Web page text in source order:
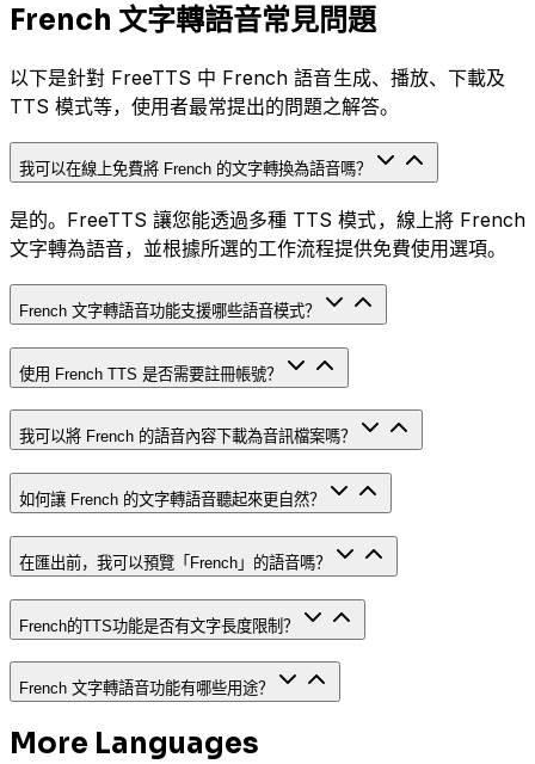
French 文字轉語音常見問題
以下是針對 FreeTTS 中 French 語音生成、播放、下載及
TTS 模式等，使用者最常提出的問題之解答。
我可以在線上免費將 French 的文字轉換為語音嗎？
是的。FreeTTS 讓您能透過多種 TTS 模式，線上將 French
文字轉為語音，並根據所選的工作流程提供免費使用選項。
French 文字轉語音功能支援哪些語音模式？
使用 French TTS 是否需要註冊帳號？
我可以將 French 的語音內容下載為音訊檔案嗎？
如何讓 French 的文字轉語音聽起來更自然？
在匯出前，我可以預覽「French」的語音嗎？
French的TTS功能是否有文字長度限制？
French 文字轉語音功能有哪些用途？
More Languages